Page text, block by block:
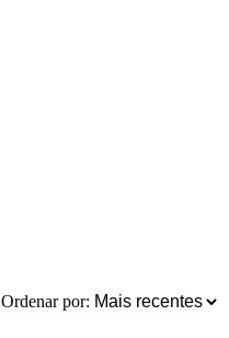
Ordenar por: